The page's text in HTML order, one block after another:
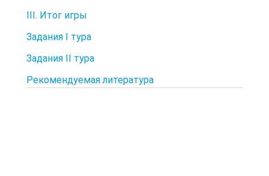
III. Итог игры
Задания I тура
Задания II тура
Рекомендуемая литература